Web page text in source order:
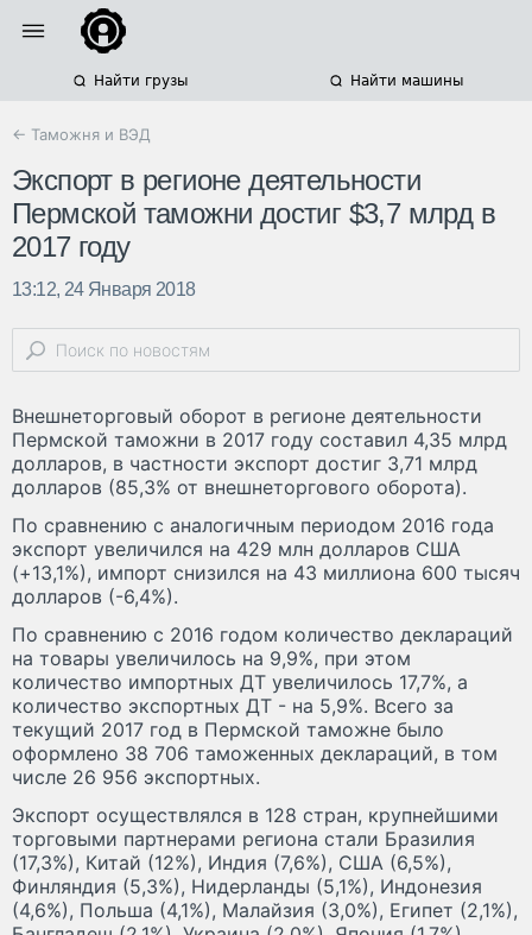
Найти грузы Найти машины
← Таможня и ВЭД
Экспорт в регионе деятельности
Пермской таможни достиг $3,7 млрд в
2017 году
13:12, 24 Января 2018
Внешнеторговый оборот в регионе деятельности
Пермской таможни в 2017 году составил 4,35 млрд
долларов, в частности экспорт достиг 3,71 млрд
долларов (85,3% от внешнеторгового оборота).
По сравнению с аналогичным периодом 2016 года
экспорт увеличился на 429 млн долларов США
(+13,1%), импорт снизился на 43 миллиона 600 тысяч
долларов (-6,4%).
По сравнению с 2016 годом количество деклараций
на товары увеличилось на 9,9%, при этом
количество импортных ДТ увеличилось 17,7%, а
количество экспортных ДТ - на 5,9%. Всего за
текущий 2017 год в Пермской таможне было
оформлено 38 706 таможенных деклараций, в том
числе 26 956 экспортных.
Экспорт осуществлялся в 128 стран, крупнейшими
торговыми партнерами региона стали Бразилия
(17,3%), Китай (12%), Индия (7,6%), США (6,5%),
Финляндия (5,3%), Нидерланды (5,1%), Индонезия
(4,6%), Польша (4,1%), Малайзия (3,0%), Египет (2,1%),